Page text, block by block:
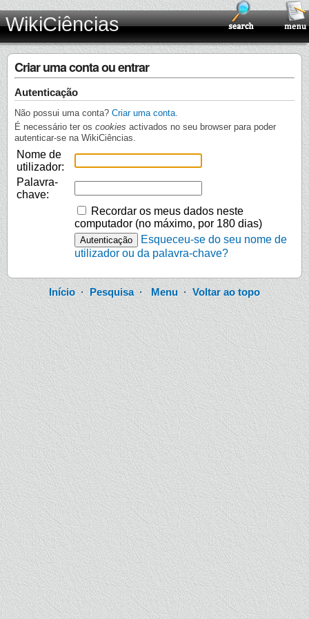
WikiCiências
Criar uma conta ou entrar
Autenticação
Não possui uma conta? Criar uma conta
É necessário ter os cookies activados no seu browser para poder
autenticar-se na WikiCiências.
Nome de
utilizador:
Palavra-
chave:
Recordar os meus dados neste
computador (no máximo, por 180 dias)
Esqueceu-se do seu nome de
utilizador ou da palavra-chave?
Início· Pesquisa·Menu ·Voltar ao topo